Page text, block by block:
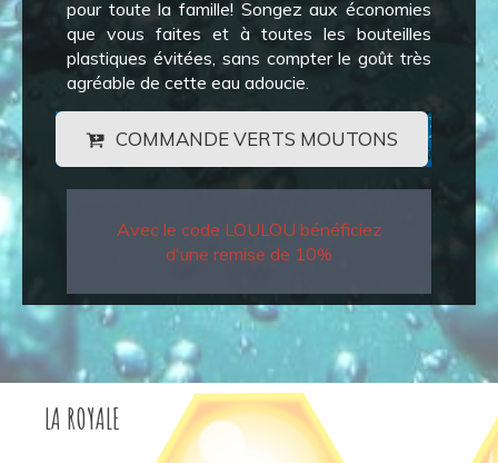
pour toute la famille! Songez aux économies
que vous faites et à toutes les bouteilles
plastiques évitées, sans compter le goût très
agréable de cette eau adoucie.
COMMANDE VERTS MOUTONS
Avec le code LOULOU bénéficiez
d'une remise de 10%
LA ROYALE